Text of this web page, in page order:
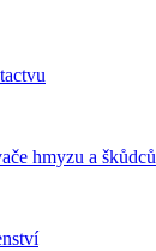
hmyzu a škůdců